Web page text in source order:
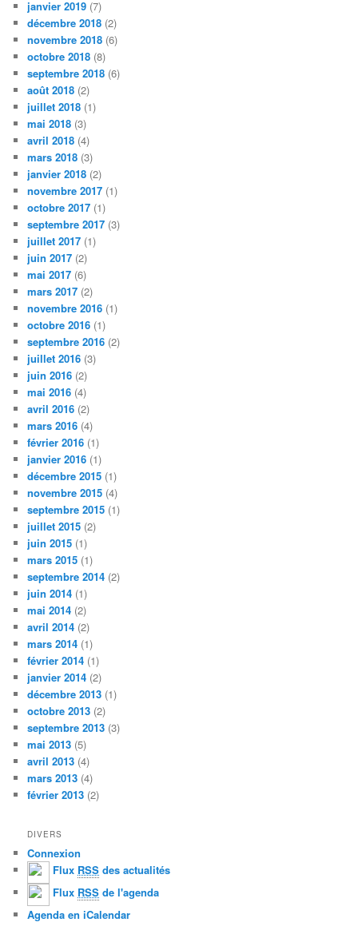
janvier 2019 (7)
décembre 2018 (2)
novembre 2018 (6)
octobre 2018 (8)
septembre 2018 (6)
août 2018 (2)
juillet 2018 (1)
mai 2018 (3)
avril 2018 (4)
mars 2018 (3)
janvier 2018 (2)
novembre 2017 (1)
octobre 2017 (1)
septembre 2017 (3)
juillet 2017 (1)
juin 2017 (2)
mai 2017 (6)
mars 2017 (2)
novembre 2016 (1)
octobre 2016 (1)
septembre 2016 (2)
juillet 2016 (3)
juin 2016 (2)
mai 2016 (4)
avril 2016 (2)
mars 2016 (4)
février 2016 (1)
janvier 2016 (1)
décembre 2015 (1)
novembre 2015 (4)
septembre 2015 (1)
juillet 2015 (2)
juin 2015 (1)
mars 2015 (1)
septembre 2014 (2)
juin 2014 (1)
mai 2014 (2)
avril 2014 (2)
mars 2014 (1)
février 2014 (1)
janvier 2014 (2)
décembre 2013 (1)
octobre 2013 (2)
septembre 2013 (3)
mai 2013 (5)
avril 2013 (4)
mars 2013 (4)
février 2013 (2)
DIVERS
Connexion
Flux RSS des actualités
Flux RSS de l'agenda
Agenda en iCalendar